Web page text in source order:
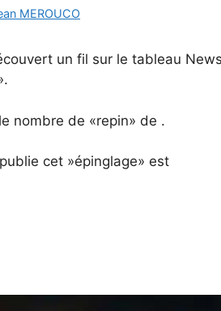
MEROUCO
un fil sur le tableau
nombre de «repin» de .
cet »épinglage» est